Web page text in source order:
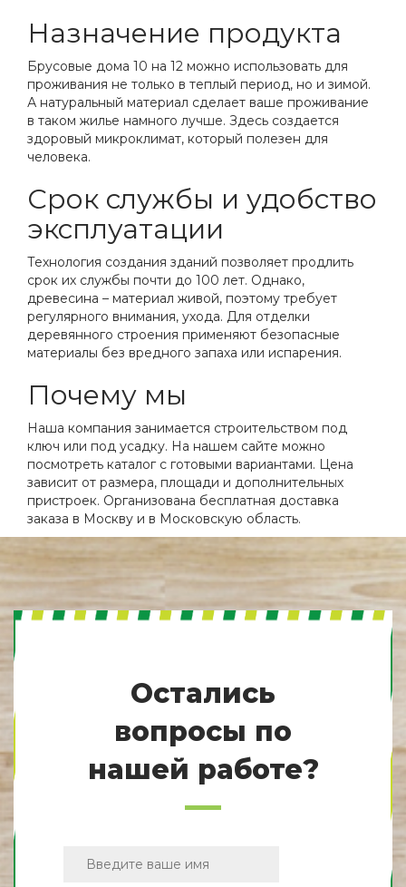
Назначение продукта
Брусовые дома 10 на 12 можно использовать для
проживания не только в теплый период, но и зимой.
А натуральный материал сделает ваше проживание
в таком жилье намного лучше. Здесь создается
здоровый микроклимат, который полезен для
человека.
Срок службы и удобство
эксплуатации
Технология создания зданий позволяет продлить
срок их службы почти до 100 лет. Однако,
древесина – материал живой, поэтому требует
регулярного внимания, ухода. Для отделки
деревянного строения применяют безопасные
материалы без вредного запаха или испарения.
Почему мы
Наша компания занимается строительством под
ключ или под усадку. На нашем сайте можно
посмотреть каталог с готовыми вариантами. Цена
зависит от размера, площади и дополнительных
пристроек. Организована бесплатная доставка
заказа в Москву и в Московскую область.
Остались
вопросы по
нашей работе?